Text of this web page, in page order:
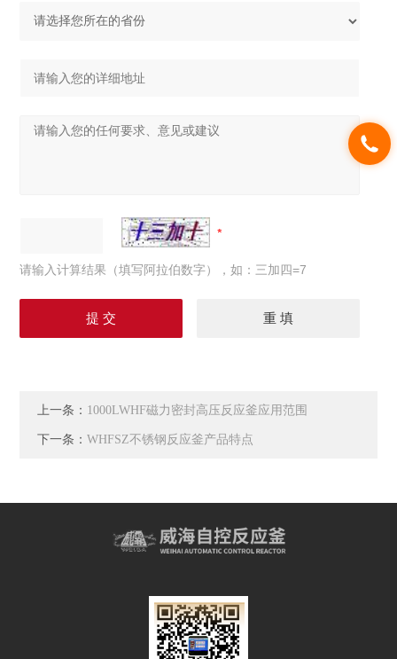
请输入计算结果（填写阿拉伯数字），如：三加四=7
上一条： 1000LWHF磁力密封高压反应釜应用范围
下一条：WHFSZ不锈钢反应釜产品特点